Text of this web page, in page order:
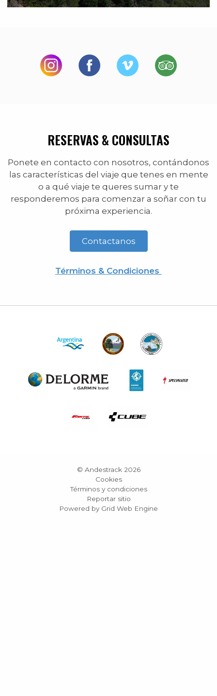
RESERVAS & CONSULTAS
Ponete en contacto con nosotros, contándonos
las características del viaje que tenes en mente
o a qué viaje te queres sumar y te
responderemos para comenzar a soñar con tu
próxima experiencia.
Contactanos
Términos & Condiciones
© Andestrack 2026
Cookies
Términos y condiciones
Reportar sitio
Powered by Grid Web Engine